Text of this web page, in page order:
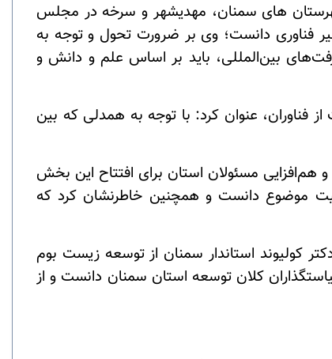
های سمنان، مهدیشهر و سرخه در مجلس
فناوری دانست؛ وی بر ضرورت تحول و توجه به
بین‌المللی، باید بر اساس علم و دانش و
فناوران، عنوان کرد: با توجه به همدلی که بین
هم‌افزایی مسئولان استان برای افتتاح این بخش
موضوع دانست و همچنین خاطرنشان کرد که
کولیوند استاندار سمنان از توسعه زیست بوم
کلان توسعه استان سمنان دانست و از